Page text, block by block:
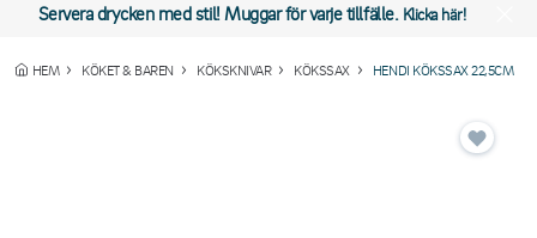
Servera drycken med stil! Muggar för varje tillfälle. Klicka här!
HEM KÖKET & BAREN KÖKSKNIVAR KÖKSSAX HENDI KÖKSSAX 22,5CM